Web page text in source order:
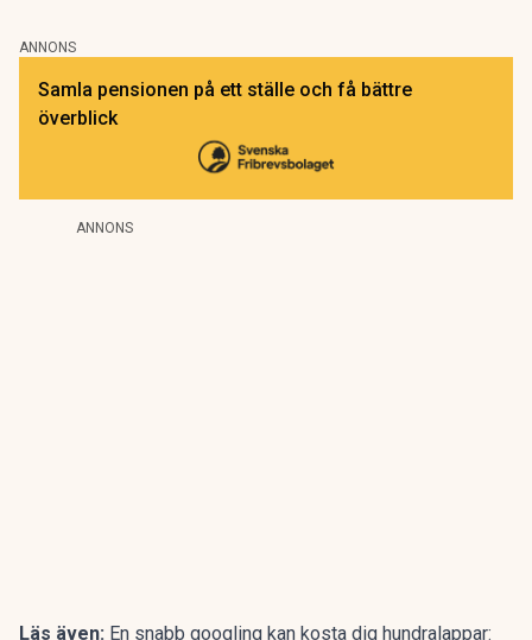
ANNONS
Samla pensionen på ett ställe och få bättre
överblick
ANNONS
Läs även: En snabb googling kan kosta dig hundralappar: